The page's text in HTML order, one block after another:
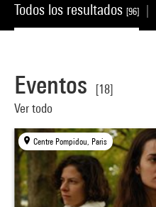
Todos los resultados [96]
Eventos
[18]
Ver todo
Centre Pompidou, Paris